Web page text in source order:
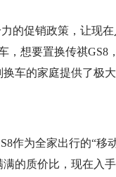
促销政策，让现在
，想要置换传祺
车的家庭提供了极
为全家出行的“移
的质价比，现在入